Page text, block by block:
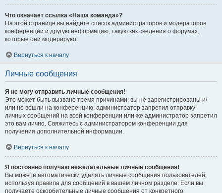
Что означает ссылка «Наша команда»?
На этой странице вы найдёте список администраторов и модераторов
конференции и другую информацию, такую как сведения о форумах,
которые они модерируют.
Вернуться к началу
Личные сообщения
Я не могу отправить личные сообщения!
Это может быть вызвано тремя причинами: вы не зарегистрированы и/
или не вошли на конференцию, администратор запретил отправку
личных сообщений на всей конференции или же администратор запретил
это вам лично. Свяжитесь с администратором конференции для
получения дополнительной информации.
Вернуться к началу
Я постоянно получаю нежелательные личные сообщения!
Вы можете автоматически удалять личные сообщения пользователей,
используя правила для сообщений в вашем личном разделе. Если вы
получаете оскорбительные личные сообщения от конкретного